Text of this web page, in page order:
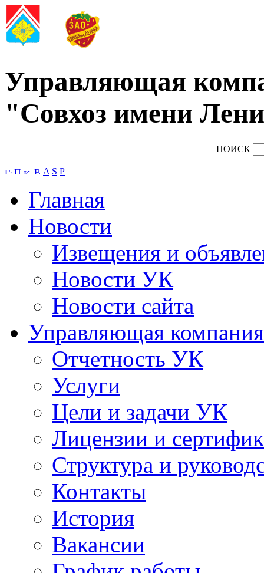
Управляющая
"Совхоз имени
ПОИСК
A S P
Главная
Новости
Извещения и
Новости УК
Новости сайта
Управляющая компания
Отчетность УК
Услуги
Цели и задачи УК
Лицензии и
Структура и
Контакты
История
Вакансии